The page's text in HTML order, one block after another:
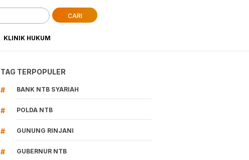
CARI
KLINIK HUKUM
TAG TERPOPULER
# BANK NTB SYARIAH
# POLDA NTB
# GUNUNG RINJANI
# GUBERNUR NTB